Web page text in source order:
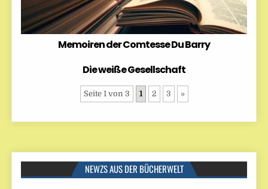
Memoiren der Comtesse Du Barry
Die weiße Gesellschaft
Seite 1 von 3 1 2 3 »
NEWZS AUS DER BÜCHERWELT